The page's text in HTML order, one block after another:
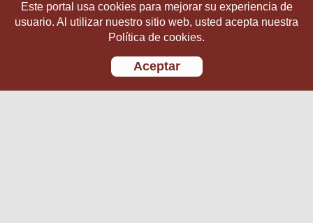
Este portal usa cookies para mejorar su experiencia de
usuario. Al utilizar nuestro sitio web, usted acepta nuestra
Política de cookies.
Aceptar